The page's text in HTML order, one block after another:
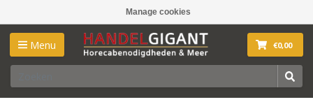
Manage cookies
Menu €0,00